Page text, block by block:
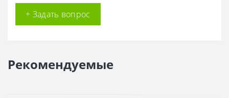
+ Задать вопрос
Рекомендуемые